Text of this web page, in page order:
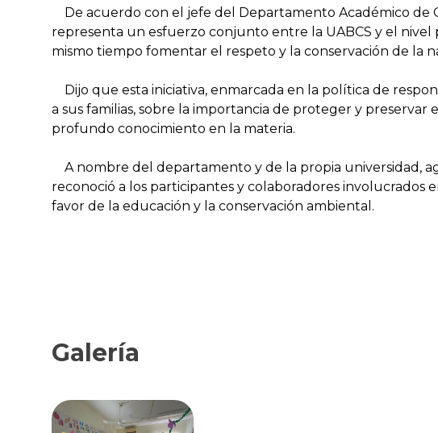
De acuerdo con el jefe del Departamento Académico de
representa un esfuerzo conjunto entre la UABCS y el
mismo tiempo fomentar el respeto y la conservación de la
Dijo que esta iniciativa, enmarcada en la política de
a sus familias, sobre la importancia de proteger y
profundo conocimiento en la materia.
A nombre del departamento y de la propia universidad,
reconoció a los participantes y colaboradores
favor de la educación y la conservación ambiental.
Galería